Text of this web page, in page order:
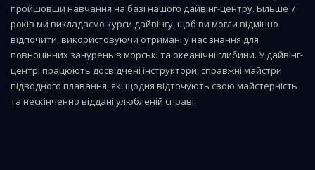
пройшовши навчання на базі нашого дайвінг-центру. Більше 7
років ми викладаємо курси дайвінгу, щоб ви могли відмінно
відпочити, використовуючи отримані у нас знання для
повноцінних занурень в морські та океанічні глибини. У дайвінг-
центрі працюють досвідчені інструктори, справжні майстри
підводного плавання, які щодня відточують свою майстерність
та нескінченно віддані улюбленій справі.